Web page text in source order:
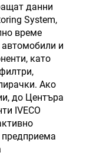
данни
System,
време
и
като
Ако
до Центъра
IVECO
предприема